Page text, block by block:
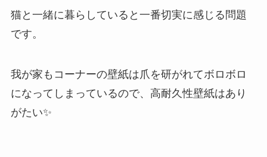
猫と一緒に暮らしていると一番切実に感じる問題
です。
我が家もコーナーの壁紙は爪を研がれてボロボロ
になってしまっているので、高耐久性壁紙はあり
がたい✨